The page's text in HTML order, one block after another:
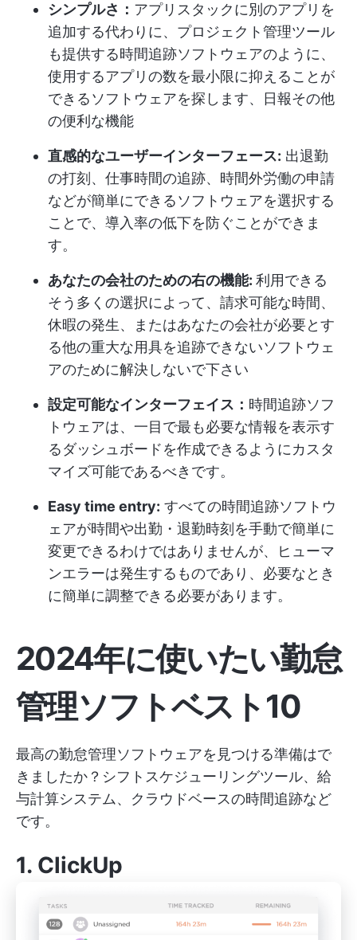
シンプルさ： アプリスタックに別のアプリを
追加する代わりに、プロジェクト管理ツール
も提供する時間追跡ソフトウェアのように、
使用するアプリの数を最小限に抑えることが
できるソフトウェアを探します、
日報その他
の便利な機能
直感的なユーザーインターフェース: 出退勤
の打刻、仕事時間の追跡、時間外労働の申請
などが簡単にできるソフトウェアを選択する
ことで、導入率の低下を防ぐことができま
す。
あなたの会社のための右の機能: 利用できる
そう多くの選択によって、請求可能な時間、
休暇の発生、またはあなたの会社が必要とす
る他の重大な用具を追跡できないソフトウェ
アのために解決しないで下さい
設定可能なインターフェイス： 時間追跡ソフ
トウェアは、一目で最も必要な情報を表示す
るダッシュボードを作成できるようにカスタ
マイズ可能であるべきです。
Easy time entry: すべての時間追跡ソフトウ
ェアが時間や出勤・退勤時刻を手動で簡単に
変更できるわけではありませんが、ヒューマ
ンエラーは発生するものであり、必要なとき
に簡単に調整できる必要があります。
2024年に使いたい勤怠
管理ソフトベスト10
最高の勤怠管理ソフトウェアを見つける準備はで
きましたか？シフトスケジューリングツール、給
与計算システム、クラウドベースの時間追跡など
です。
1. ClickUp